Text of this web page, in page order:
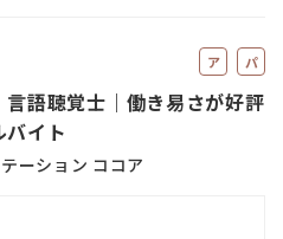
ア
バ
パ
ト
語聴覚士｜働き易さが好評
イト
ーション ココア